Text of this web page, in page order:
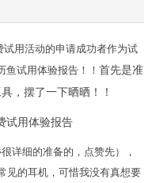
用活动的申请成功者作为试
试用体验报告！！ 首先是准
，摆了一下晒晒！！
详细的准备的，点赞先），
见的耳机，可惜我没有真想要